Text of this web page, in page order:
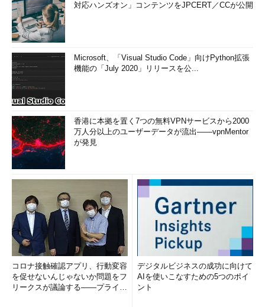
次回は、「セーフモード」でも起動できなくなったPCに更新
プログラムをインストールしたり、アンインストールしたりする
テクニックを紹介します。知っているとちょっとしたヒーローに
なれるかもしれませんよ。それともオタクっぽいと思われたりし
て……。
筆者紹介
山市 良（やまいち りょう）
岩手県花巻市在住。Microsoft MVP：Hyper-V（Oct 2008 -
Sep 2014）。SIer、IT出版社、中堅企業のシステム管理者を
テクノロジを中心に、IT雑誌、Webサイトへの記事の寄稿、ド
キュメント作成、事例取材などを手がける。個人ブログは『
市良のえぬなんとかわーるど
対応ハンズオン」コンテンツをJPCERT／CCが公開
Microsoft、「Visual Studio Code」向けPython拡張
機能の「July 2020」リリースを公...
香港に本拠を置く7つの無料VPNサービスから2000
万人分以上のユーザーデータが流出――vpnMentor
が発見
コロナ接触確認アプリ、行動変容
を促せないんじゃないか問題をフ
リークスが議論する――プライバ
デジタルビジネスの成功に向けて
AIを使いこなすための5つのポイ
ント